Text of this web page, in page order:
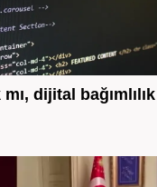
dijital bağımlılık